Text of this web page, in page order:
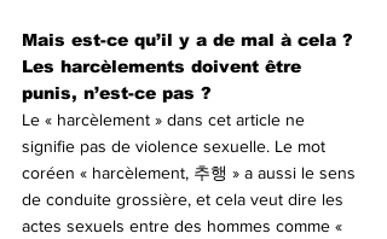
Mais est-ce qu’il y a de mal à cela ?
Les harcèlements doivent être
punis, n’est-ce pas ?
Le « harcèlement » dans cet article ne
signifie pas de violence sexuelle. Le mot
coréen « harcèlement, 추행 » a aussi le sens
de conduite grossière, et cela veut dire les
actes sexuels entre des hommes comme «